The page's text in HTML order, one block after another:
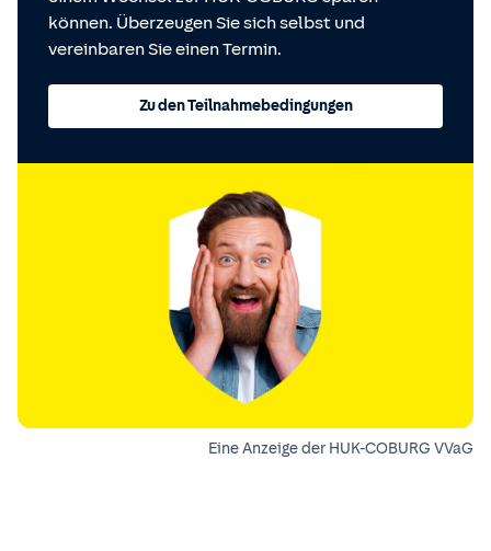
können. Überzeugen Sie sich selbst und
vereinbaren Sie einen Termin.
Zu den Teilnahmebedingungen
Eine Anzeige der HUK-COBURG VVaG